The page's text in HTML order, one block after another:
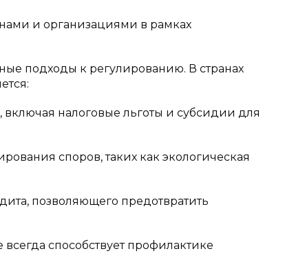
и организациями в рамках
подходы к регулированию. В странах
налоговые льготы и субсидии для
споров, таких как экологическая
позволяющего предотвратить
способствует профилактике